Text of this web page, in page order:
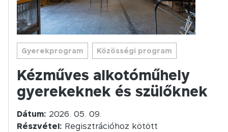
Gyerekprogram Közösségi program
Kézműves alkotóműhely
gyerekeknek és szülőknek
Dátum: 2026. 05. 09.
Részvétel: Regisztrációhoz kötött